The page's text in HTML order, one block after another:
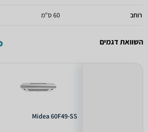
רוחב 60 ס"מ
השוואת דגמים
Midea 60F49-SS